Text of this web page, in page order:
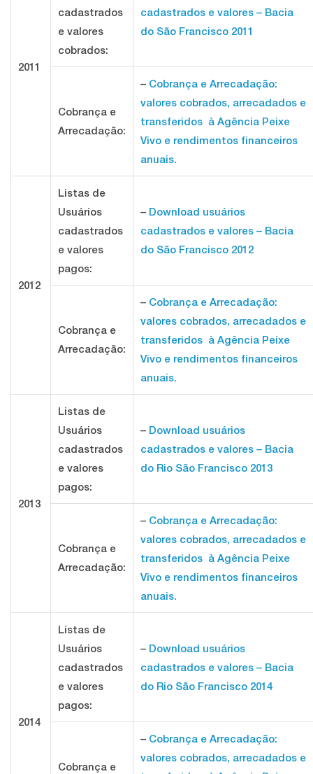
2011
cadastrados
e valores
cobrados:
cadastrados e valores – Bacia
do São Francisco 2011
Cobrança e
Arrecadação:
– Cobrança e Arrecadação:
valores cobrados, arrecadados e
transferidos à Agência Peixe
Vivo e rendimentos financeiros
anuais.
2012
Listas de
Usuários
cadastrados
e valores
pagos:
– Download usuários
cadastrados e valores – Bacia
do São Francisco 2012
Cobrança e
Arrecadação:
– Cobrança e Arrecadação:
valores cobrados, arrecadados e
transferidos à Agência Peixe
Vivo e rendimentos financeiros
anuais.
2013
Listas de
Usuários
cadastrados
e valores
pagos:
– Download usuários
cadastrados e valores – Bacia
do Rio São Francisco 2013
Cobrança e
Arrecadação:
– Cobrança e Arrecadação:
valores cobrados, arrecadados e
transferidos à Agência Peixe
Vivo e rendimentos financeiros
anuais.
2014
Listas de
Usuários
cadastrados
e valores
pagos:
– Download usuários
cadastrados e valores – Bacia
do Rio São Francisco 2014
Cobrança e
– Cobrança e Arrecadação:
valores cobrados, arrecadados e